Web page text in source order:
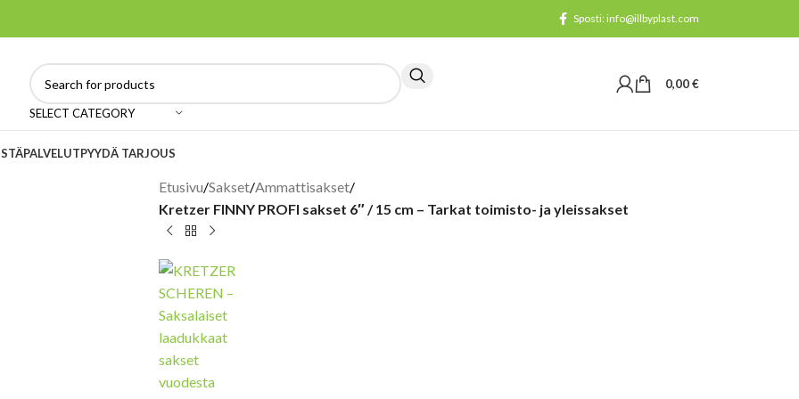
Sposti: info@illbyplast.com
SELECT CATEGORY
0,00€
PALVELUTPYYDÄ TARJOUS
Etusivu/Sakset/Ammattisakset/
Kretzer FINNY PROFI sakset 6″ / 15 cm – Tarkat toimisto- ja yleissakset